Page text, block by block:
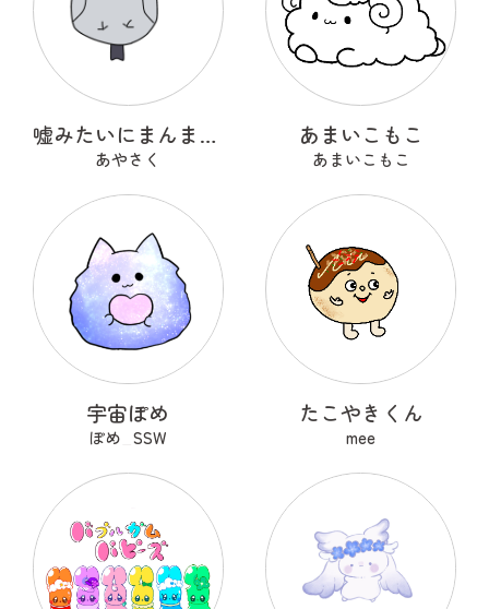
嘘みたいにまんまるなウソ
あやさく
あまいこもこ
あまいこもこ
宇宙ぽめ
ぽめ_SSW
たこやきくん
mee